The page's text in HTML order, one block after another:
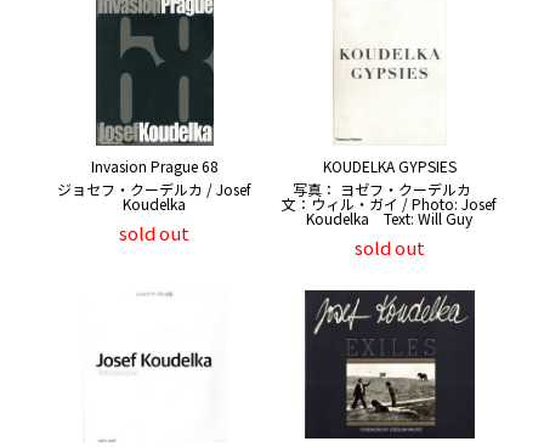
Invasion Prague 68
ジョセフ・クーデルカ / Josef
Koudelka
sold out
KOUDELKA GYPSIES
写真： ヨゼフ・クーデルカ
文：ウィル・ガイ / Photo: Josef
Koudelka Text: Will Guy
sold out